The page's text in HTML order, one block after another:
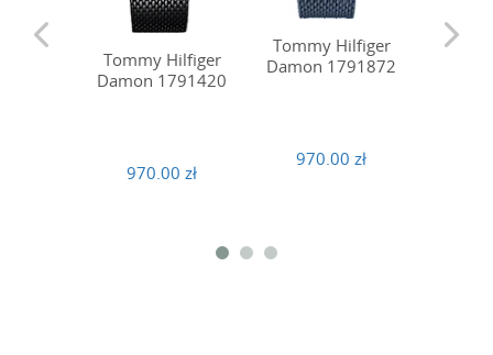
Tommy Hilfiger
Damon 1791420
970.00 zł
Tommy Hilfiger
Damon 1791872
970.00 zł